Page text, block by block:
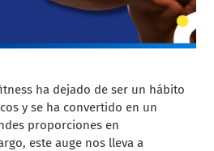
ha dejado de ser un hábito
y se ha convertido en un
proporciones en
este auge nos lleva a